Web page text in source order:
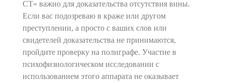
СТ» важно для доказательства отсутствия вины.
Если вас подозреваю в краже или другом
преступлении, а просто с ваших слов или
свидетелей доказательства не принимаются,
пройдите проверку на полиграфе. Участие в
психофизиологическом исследовании с
использованием этого аппарата не оказывает